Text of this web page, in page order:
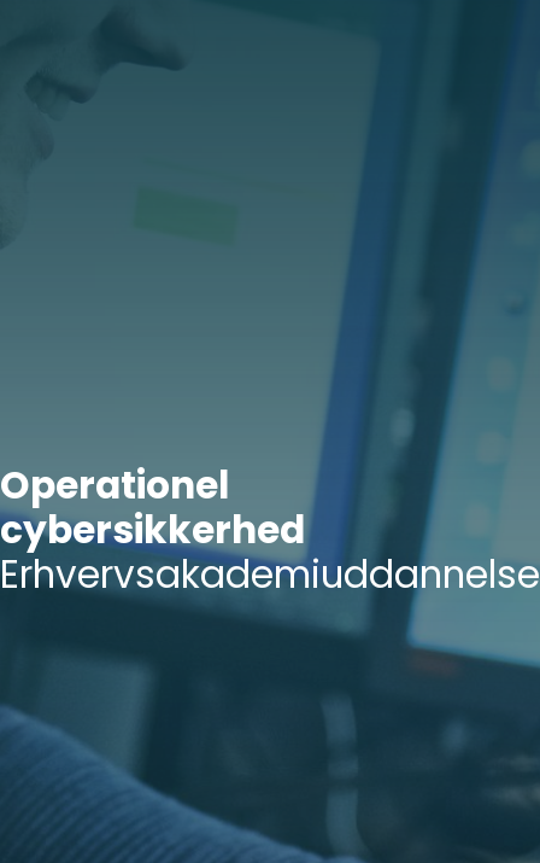
Operationel
cybersikkerhed
Erhvervsakademiuddannelse